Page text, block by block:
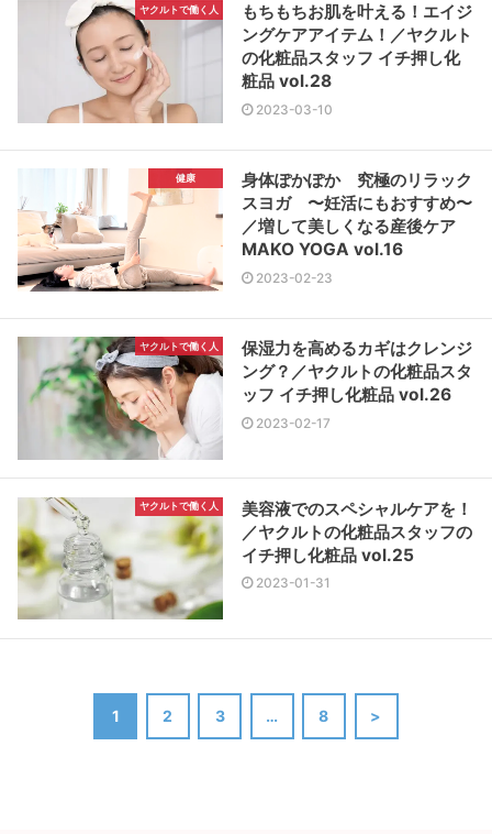
ヤクルトで働く人
もちもちお肌を叶える！エイジ
ングケアアイテム！／ヤクルト
の化粧品スタッフ イチ押し化
粧品 vol.28
2023-03-10
健康
身体ぽかぽか 究極のリラック
スヨガ 〜妊活にもおすすめ〜
／増して美しくなる産後ケア
MAKO YOGA vol.16
2023-02-23
ヤクルトで働く人
保湿力を高めるカギはクレンジ
ング？／ヤクルトの化粧品スタ
ッフ イチ押し化粧品 vol.26
2023-02-17
ヤクルトで働く人
美容液でのスペシャルケアを！
／ヤクルトの化粧品スタッフの
イチ押し化粧品 vol.25
2023-01-31
1 2 3 … 8 >